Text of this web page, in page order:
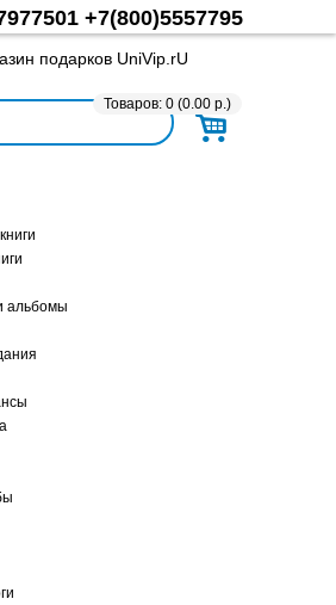
+7(800)5557795
Товаров: 0 (0.00 р.)
альбомы